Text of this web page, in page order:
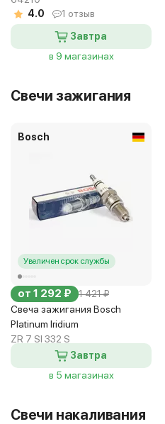
4.0
1 отзыв
Завтра
в 9 магазинах
Свечи зажигания
Bosch
Увеличен срок службы
от 1 292 ₽ 1 421 ₽
Свеча зажигания Bosch
Platinum Iridium
ZR 7 SI 332 S
Завтра
в 5 магазинах
Свечи накаливания